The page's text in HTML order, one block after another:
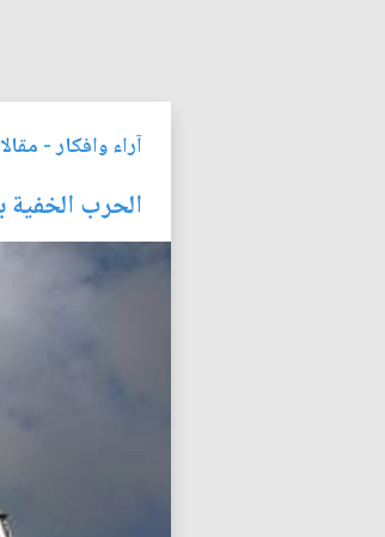
آراء وافكار-
الحرب الخفية